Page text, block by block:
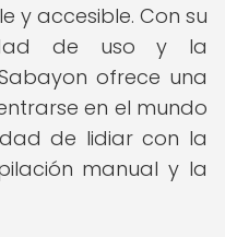
y accesible. Con su
de uso y la
ofrece una
en el mundo
de lidiar con la
manual y la